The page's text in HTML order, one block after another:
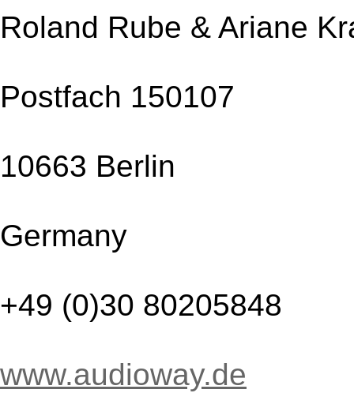
Roland Rube & Ariane
Postfach 150107
10663 Berlin
Germany
+49 (0)30 80205848
www.audioway.de